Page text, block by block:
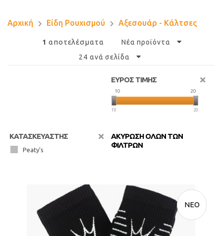
Αρχική Είδη Ρουχισμού Αξεσουάρ - Κάλτσες
1 αποτελέσματα
Νέα προϊόντα
24 ανά σελίδα
ΕΥΡΟΣ ΤΙΜΗΣ
10 20
10 20
ΚΑΤΑΣΚΕΥΑΣΤΗΣ
Peaty's
ΑΚΥΡΩΣΗ ΟΛΩΝ ΤΩΝ
ΦΙΛΤΡΩΝ
ΝΕΟ